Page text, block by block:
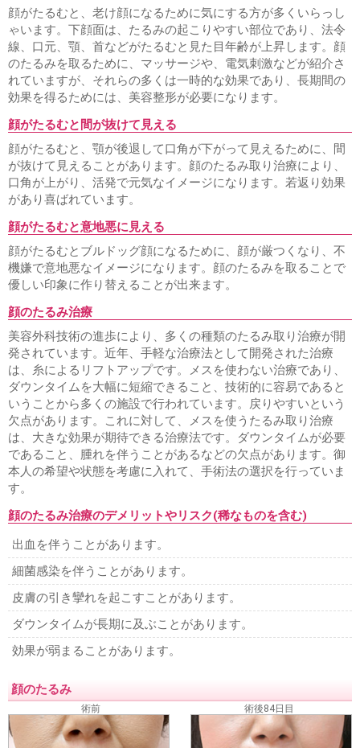
顔がたるむと、老け顔になるために気にする方が多くいらっし
ゃいます。下顔面は、たるみの起こりやすい部位であり、法令
線、口元、顎、首などがたるむと見た目年齢が上昇します。顔
のたるみを取るために、マッサージや、電気刺激などが紹介さ
れていますが、それらの多くは一時的な効果であり、長期間の
効果を得るためには、美容整形が必要になります。
顔がたるむと間が抜けて見える
顔がたるむと、顎が後退して口角が下がって見えるために、間
が抜けて見えることがあります。顔のたるみ取り治療により、
口角が上がり、活発で元気なイメージになります。若返り効果
があり喜ばれています。
顔がたるむと意地悪に見える
顔がたるむとブルドッグ顔になるために、顔が厳つくなり、不
機嫌で意地悪なイメージになります。顔のたるみを取ることで
優しい印象に作り替えることが出来ます。
顔のたるみ治療
美容外科技術の進歩により、多くの種類のたるみ取り治療が開
発されています。近年、手軽な治療法として開発された治療
は、糸によるリフトアップです。メスを使わない治療であり、
ダウンタイムを大幅に短縮できること、技術的に容易であると
いうことから多くの施設で行われています。戻りやすいという
欠点があります。これに対して、メスを使うたるみ取り治療
は、大きな効果が期待できる治療法です。ダウンタイムが必要
であること、腫れを伴うことがあるなどの欠点があります。御
本人の希望や状態を考慮に入れて、手術法の選択を行っていま
す。
顔のたるみ治療のデメリットやリスク(稀なものを含む)
出血を伴うことがあります。
細菌感染を伴うことがあります。
皮膚の引き攣れを起こすことがあります。
ダウンタイムが長期に及ぶことがあります。
効果が弱まることがあります。
顔のたるみ
術前 術後84日目